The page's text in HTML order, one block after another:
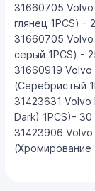
31660705
глянец 1PCS) -
31660705
серый 1PCS) -
31660919 Volvo
(Серебристый
31423631 Volvo
Dark) 1PCS)- 30
31423906 Volvo
(Хромирование